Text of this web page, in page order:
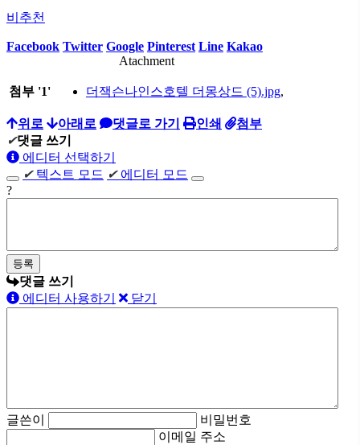
비추천
Facebook Twitter Google Pinterest Line Kakao
Atachment
첨부 '1' 더잭슨나인스호텔 더몽상드 (5).jpg,
위로 아래로 댓글로 가기 인쇄
첨부
✔댓글 쓰기
에디터 선택하기
✔ 텍스트 모드 ✔ 에디터 모드
?
댓글 쓰기
에디터 사용하기
닫기
글쓴이
비밀번호
이메일 주소